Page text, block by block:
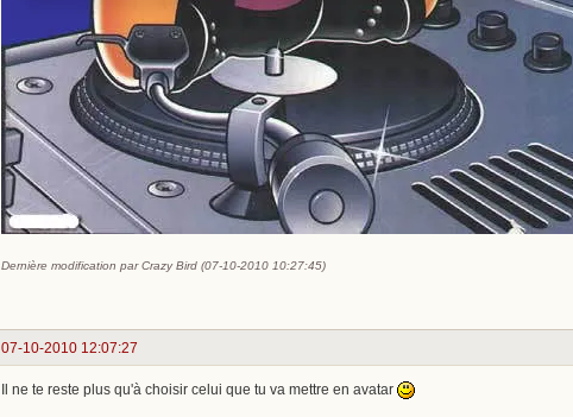
Dernière modification par Crazy Bird (07-10-2010 10:27:45)
07-10-2010 12:07:27
Il ne te reste plus qu'à choisir celui que tu va mettre en avatar